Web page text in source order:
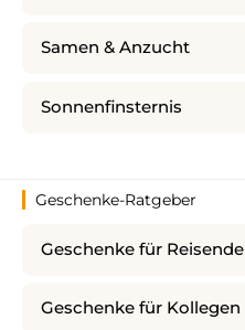
Samen & Anzucht
Sonnenfinsternis
Geschenke-Ratgeber
Geschenke für Reisende
Geschenke für Kollegen